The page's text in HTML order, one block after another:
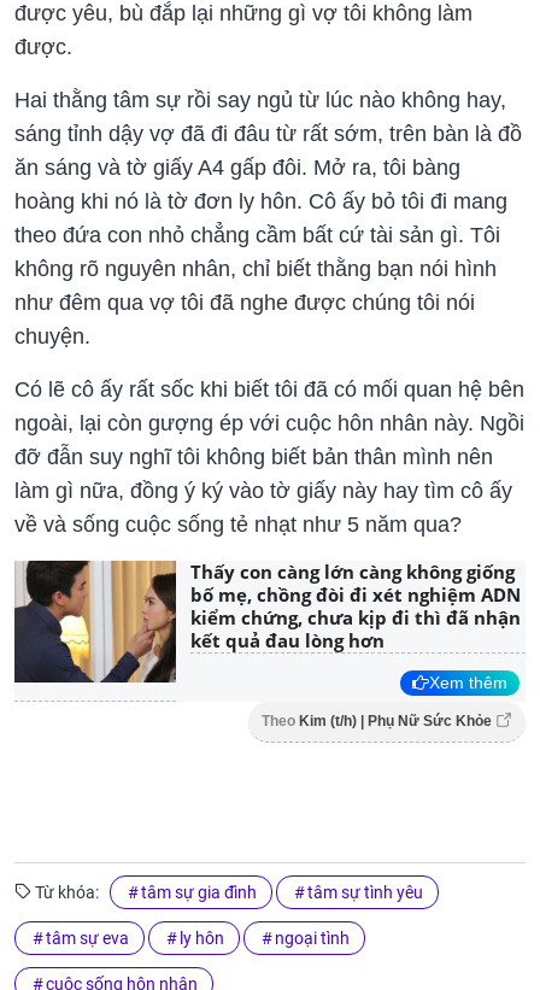
được yêu, bù đắp lại những gì vợ tôi không làm
được.
Hai thằng tâm sự rồi say ngủ từ lúc nào không hay,
sáng tỉnh dậy vợ đã đi đâu từ rất sớm, trên bàn là đồ
ăn sáng và tờ giấy A4 gấp đôi. Mở ra, tôi bàng
hoàng khi nó là tờ đơn ly hôn. Cô ấy bỏ tôi đi mang
theo đứa con nhỏ chẳng cầm bất cứ tài sản gì. Tôi
không rõ nguyên nhân, chỉ biết thằng bạn nói hình
như đêm qua vợ tôi đã nghe được chúng tôi nói
chuyện.
Có lẽ cô ấy rất sốc khi biết tôi đã có mối quan hệ bên
ngoài, lại còn gượng ép với cuộc hôn nhân này. Ngồi
đỡ đẫn suy nghĩ tôi không biết bản thân mình nên
làm gì nữa, đồng ý ký vào tờ giấy này hay tìm cô ấy
về và sống cuộc sống tẻ nhạt như 5 năm qua?
Thấy con càng lớn càng không giống
bố mẹ, chồng đòi đi xét nghiệm ADN
kiểm chứng, chưa kịp đi thì đã nhận
kết quả đau lòng hơn
Xem thêm
Theo Kim (t/h) | Phụ Nữ Sức Khỏe
Từ khóa: tâm sự gia đình tâm sự tình yêu
tâm sự eva ly hôn ngoại tình
cuộc sống hôn nhân